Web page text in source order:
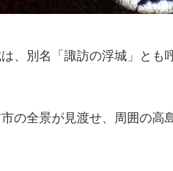
、別名「諏訪の浮城」とも
の全景が見渡せ、周囲の高